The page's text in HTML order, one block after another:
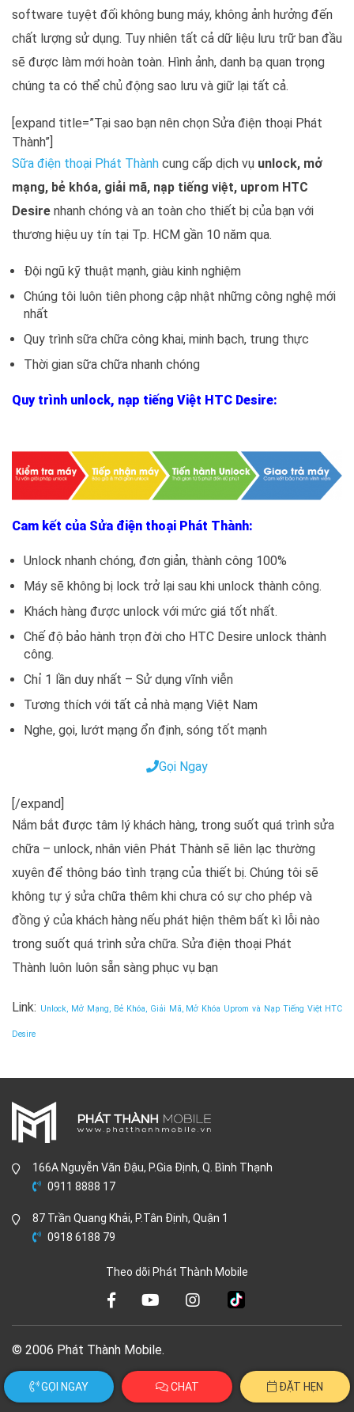
software tuyệt đối không bung máy, không ảnh hưởng đến
chất lượng sử dụng. Tuy nhiên tất cả dữ liệu lưu trữ ban đầu
sẽ được làm mới hoàn toàn. Hình ảnh, danh bạ quan trọng
chúng ta có thể chủ động sao lưu và giữ lại tất cả.
[expand title=”Tại sao bạn nên chọn Sửa điện thoại Phát
Thành”]
Sữa điện thoại Phát Thành cung cấp dịch vụ unlock, mở
mạng, bẻ khóa, giải mã, nạp tiếng việt, uprom HTC
Desire nhanh chóng và an toàn cho thiết bị của bạn với
thương hiệu uy tín tại Tp. HCM gần 10 năm qua.
Đội ngũ kỹ thuật mạnh, giàu kinh nghiệm
Chúng tôi luôn tiên phong cập nhật những công nghệ mới
nhất
Quy trình sữa chữa công khai, minh bạch, trung thực
Thời gian sữa chữa nhanh chóng
Quy trình unlock, nạp tiếng Việt HTC Desire:
Cam kết của Sửa điện thoại Phát Thành:
Unlock nhanh chóng, đơn giản, thành công 100%
Máy sẽ không bị lock trở lại sau khi unlock thành công.
Khách hàng được unlock với mức giá tốt nhất.
Chế độ bảo hành trọn đời cho HTC Desire unlock thành
công.
Chỉ 1 lần duy nhất – Sử dụng vĩnh viễn
Tương thích với tất cả nhà mạng Việt Nam
Nghe, gọi, lướt mạng ổn định, sóng tốt mạnh
Gọi Ngay
[/expand]
Nắm bắt được tâm lý khách hàng, trong suốt quá trình sửa
chữa – unlock, nhân viên Phát Thành sẽ liên lạc thường
xuyên để thông báo tình trạng của thiết bị. Chúng tôi sẽ
không tự ý sửa chữa thêm khi chưa có sự cho phép và
đồng ý của khách hàng nếu phát hiện thêm bất kì lỗi nào
trong suốt quá trình sửa chữa. Sửa điện thoại Phát
Thành luôn luôn sẵn sàng phục vụ bạn
Link: Unlock, Mở Mạng, Bẻ Khóa, Giải Mã, Mở Khóa Uprom và Nạp Tiếng Việt HTC
Desire
166A Nguyễn Văn Đậu, P.Gia Định, Q. Bình Thạnh
0911 8888 17
87 Trần Quang Khải, P.Tân Định, Quận 1
0918 6188 79
Theo dõi Phát Thành Mobile
© 2006 Phát Thành Mobile.
GỌI NGAY CHAT ĐẶT HẸN